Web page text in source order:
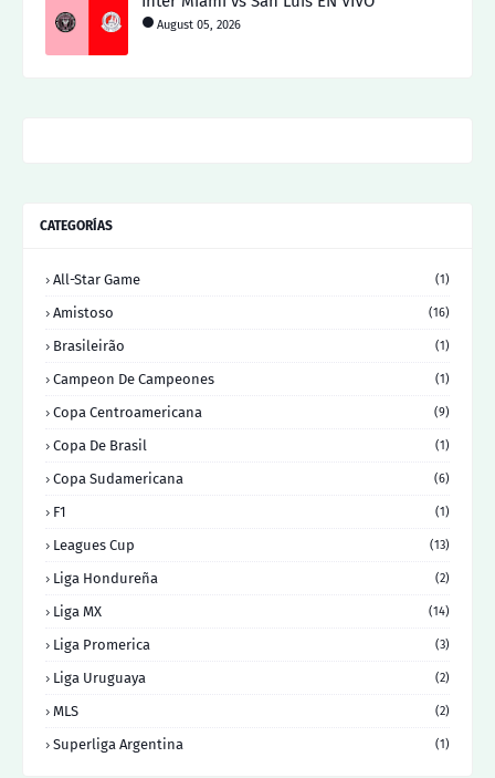
August 05, 2026
CATEGORÍAS
All-Star Game (1)
Amistoso (16)
Brasileirão (1)
Campeon De Campeones (1)
Copa Centroamericana (9)
Copa De Brasil (1)
Copa Sudamericana (6)
F1 (1)
Leagues Cup (13)
Liga Hondureña (2)
Liga MX (14)
Liga Promerica (3)
Liga Uruguaya (2)
MLS (2)
Superliga Argentina (1)